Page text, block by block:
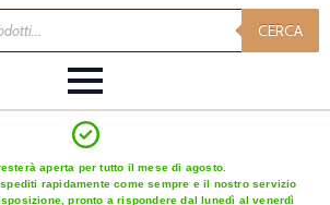
CERCA
aperta per tutto il mese di agosto.
rapidamente come sempre e il nostro servizio
pronto a rispondere dal lunedì al venerdì